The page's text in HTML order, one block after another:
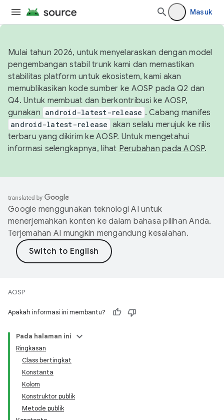
Masuk
Mulai tahun 2026, untuk menyelaraskan dengan model
pengembangan stabil trunk kami dan memastikan
stabilitas platform untuk ekosistem, kami akan
memublikasikan kode sumber ke AOSP pada Q2 dan
Q4. Untuk membuat dan berkontribusi ke AOSP,
gunakan android-latest-release . Cabang manifes
android-latest-release akan selalu merujuk ke rilis
terbaru yang dikirim ke AOSP. Untuk mengetahui
informasi selengkapnya, lihat Perubahan pada AOSP.
Google menggunakan teknologi AI untuk
menerjemahkan konten ke dalam bahasa pilihan Anda.
Terjemahan AI mungkin mengandung kesalahan.
AOSP
Apakah informasi ini membantu?
Pada halaman ini
Ringkasan
Class bertingkat
Konstanta
Kolom
Konstruktor publik
Metode publik